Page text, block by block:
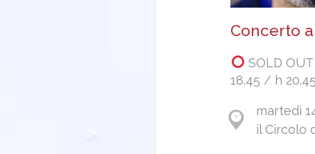
Concerto
SOLD
18.45 / h 20.45
martedì
il Circolo